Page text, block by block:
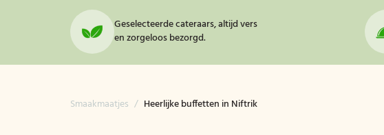
Geselecteerde cateraars, altijd vers
en zorgeloos bezorgd.
Smaakmaatjes / Heerlijke buffetten in Niftrik